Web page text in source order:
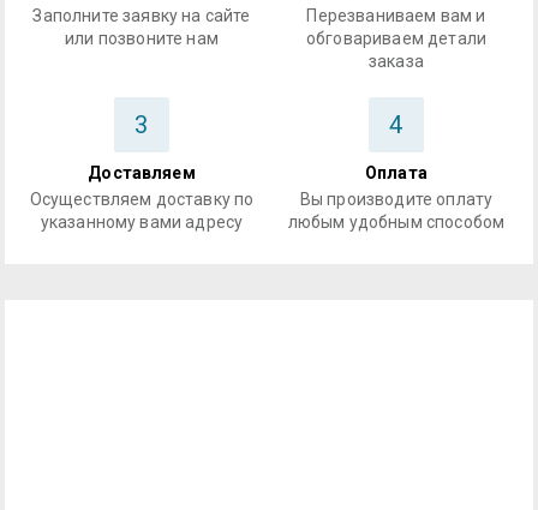
Заполните заявку на сайте
или позвоните нам
Перезваниваем вам и
обговариваем детали
заказа
3
Доставляем
Осуществляем доставку по
указанному вами адресу
4
Оплата
Вы производите оплату
любым удобным способом